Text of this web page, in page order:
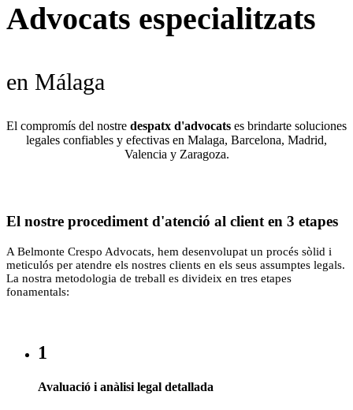
Advocats especialitzats
en Málaga
El compromís del nostre despatx d'advocats es brindarte soluciones
legales confiables y efectivas en Malaga, Barcelona, Madrid,
Valencia y Zaragoza.
El nostre procediment d'atenció al client en 3 etapes
A Belmonte Crespo Advocats, hem desenvolupat un procés sòlid i
meticulós per atendre els nostres clients en els seus assumptes legals.
La nostra metodologia de treball es divideix en tres etapes
fonamentals:
1
Avaluació i anàlisi legal detallada